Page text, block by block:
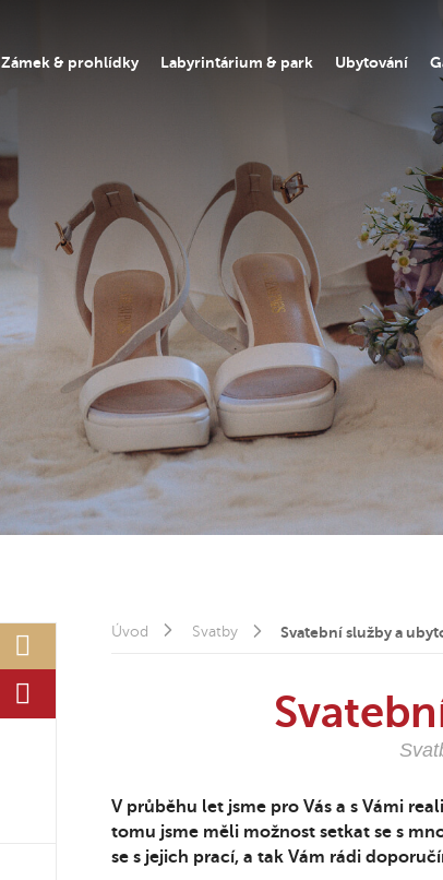
Zámek & prohlídky Labyrintárium & park Ubytování
Úvod Svatby Svatební služby a
V průběhu let jsme pro Vás a s Vámi
tomu jsme měli možnost setkat se s
se s jejich prací, a tak Vám rádi